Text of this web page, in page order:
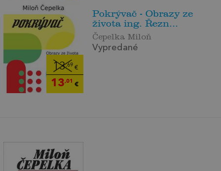
13,69 €
13,01 €
Pokrývač - Obrazy ze
života ing. Řezn...
Čepelka Miloň
Vypredané